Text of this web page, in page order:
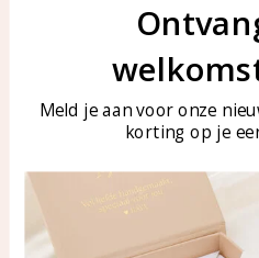
Veelgestelde vragen
Sieraden onderhouden
Meld je aan voor onze
korting op je